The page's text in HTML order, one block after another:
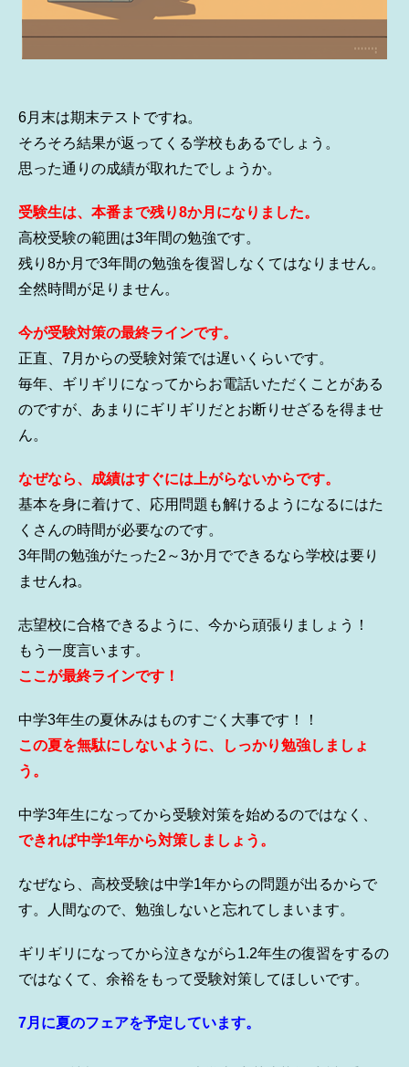
6月末は期末テストですね。
そろそろ結果が返ってくる学校もあるでしょう。
思った通りの成績が取れたでしょうか。
受験生は、本番まで残り8か月になりました。
高校受験の範囲は3年間の勉強です。
残り8か月で3年間の勉強を復習しなくてはなりません。
全然時間が足りません。
今が受験対策の最終ラインです。
正直、7月からの受験対策では遅いくらいです。
毎年、ギリギリになってからお電話いただくことがある
のですが、あまりにギリギリだとお断りせざるを得ませ
ん。
なぜなら、成績はすぐには上がらないからです。
基本を身に着けて、応用問題も解けるようになるにはた
くさんの時間が必要なのです。
3年間の勉強がたった2～3か月でできるなら学校は要り
ませんね。
志望校に合格できるように、今から頑張りましょう！
もう一度言います。
ここが最終ラインです！
中学3年生の夏休みはものすごく大事です！！
この夏を無駄にしないように、しっかり勉強しましょ
う。
中学3年生になってから受験対策を始めるのではなく、
できれば中学1年から対策しましょう。
なぜなら、高校受験は中学1年からの問題が出るからで
す。人間なので、勉強しないと忘れてしまいます。
ギリギリになってから泣きながら1.2年生の復習をするの
ではなくて、余裕をもって受験対策してほしいです。
7月に夏のフェアを予定しています。